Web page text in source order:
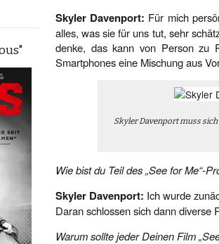
Skyler Davenport: Für mich
alles, was sie für uns tut, sehr
denke, das kann von Person zu
Smartphones eine Mischung aus
Skyler Davenport muss sich
Wie bist du Teil des „See for Me“-
Skyler Davenport: Ich wurde
Daran schlossen sich dann diverse
Warum sollte jeder Deinen Film